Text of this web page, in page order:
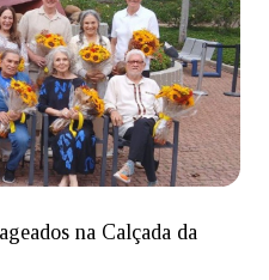
na Calçada da